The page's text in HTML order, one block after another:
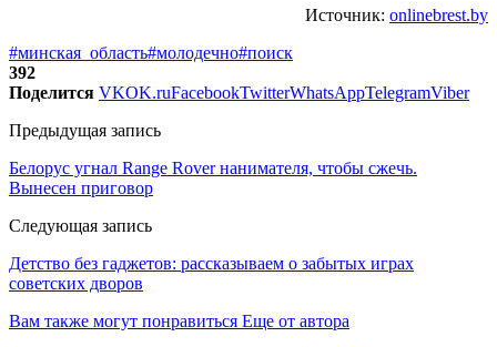
Источник: onlinebrest.by
#минская_область#молодечно#поиск
392
Поделится VKOK.ruFacebookTwitterWhatsAppTelegramViber
Предыдущая запись
Белорус угнал Range Rover нанимателя, чтобы сжечь.
Вынесен приговор
Следующая запись
Детство без гаджетов: рассказываем о забытых играх
советских дворов
Вам также могут понравиться Еще от автора